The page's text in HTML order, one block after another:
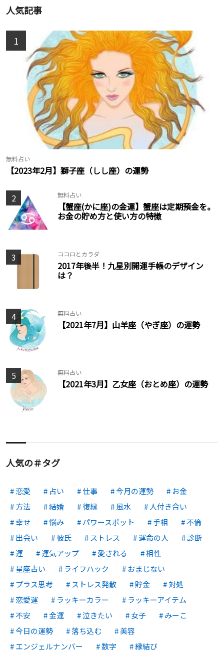
人気記事
1
無料占い
【2023年2月】獅子座（しし座）の運勢
2 無料占い
【蟹座(かに座)の金運】蟹座は定期預金を。
お金の貯め方と使い方の特徴
3 ココロとカラダ
2017年後半！九星別開運手帳のデザイン
は？
4 無料占い
【2021年7月】山羊座（やぎ座）の運勢
5 無料占い
【2021年3月】乙女座（おとめ座）の運勢
人気の＃タグ
恋愛 占い 仕事 今月の運勢
お金
方法
結婚 復縁 風水
人付き合い
幸せ
悩み パワースポット 手相
不倫
出会い
彼氏 ストレス 運命の人
診断
運
運気アップ 愛される
相性
星座占い
ライフハック
おまじない
プラス思考
ストレス発散 貯金
対処
恋愛運
ラッキーカラー
ラッキーアイテム
不安
金運 泣きたい 女子
みーこ
今日の運勢
落ち込む
美容
エンジェルナンバー
数字 縁結び